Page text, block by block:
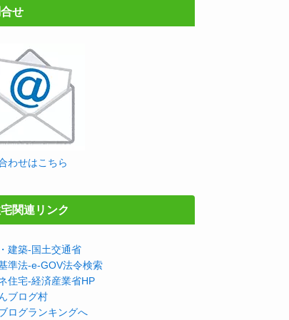
せ
わせはこちら
関連リンク
建築-国土交通省
準法-e-GOV法令検索
住宅-経済産業省HP
ブログ村
ログランキングへ